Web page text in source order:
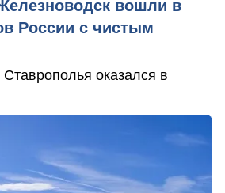
вошли в
России с чистым
оказался в